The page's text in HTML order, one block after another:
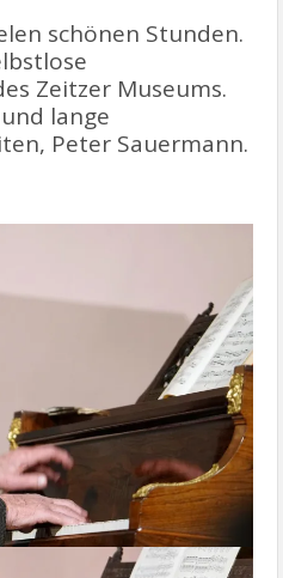
schönen Stunden.
Zeitzer Museums.
lange
Peter Sauermann.